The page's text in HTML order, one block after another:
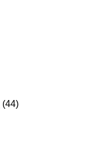
(44)